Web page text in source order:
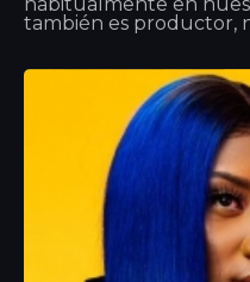
también es productor,
música house hasta
fenómeno mundial. ¡Te